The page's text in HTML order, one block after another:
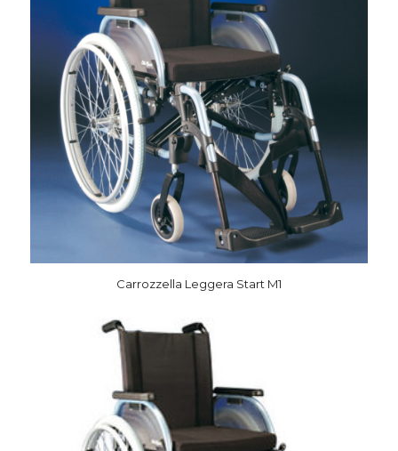
Carrozzella Leggera Start M1